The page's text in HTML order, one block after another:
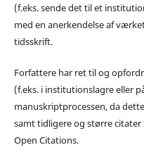
(f.eks. sende det til et
med en anerkendelse af
tidsskrift.
Forfattere har ret til og
(f.eks. i institutionslagre eller
manuskriptprocessen, da
samt tidligere og større
Open Citations.